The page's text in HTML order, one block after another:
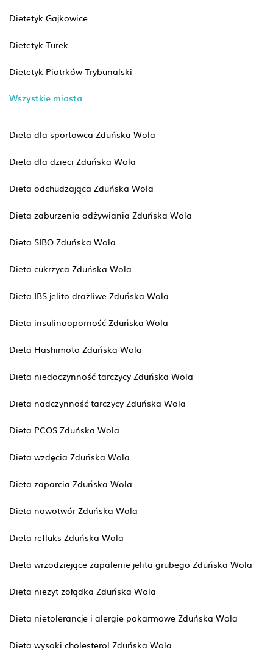
Dietetyk Gajkowice
Dietetyk Turek
Dietetyk Piotrków Trybunalski
Wszystkie miasta
Dieta dla sportowca Zduńska Wola
Dieta dla dzieci Zduńska Wola
Dieta odchudzająca Zduńska Wola
Dieta zaburzenia odżywiania Zduńska Wola
Dieta SIBO Zduńska Wola
Dieta cukrzyca Zduńska Wola
Dieta IBS jelito drażliwe Zduńska Wola
Dieta insulinooporność Zduńska Wola
Dieta Hashimoto Zduńska Wola
Dieta niedoczynność tarczycy Zduńska Wola
Dieta nadczynność tarczycy Zduńska Wola
Dieta PCOS Zduńska Wola
Dieta wzdęcia Zduńska Wola
Dieta zaparcia Zduńska Wola
Dieta nowotwór Zduńska Wola
Dieta refluks Zduńska Wola
Dieta wrzodziejące zapalenie jelita grubego Zduńska Wola
Dieta nieżyt żołądka Zduńska Wola
Dieta nietolerancje i alergie pokarmowe Zduńska Wola
Dieta wysoki cholesterol Zduńska Wola